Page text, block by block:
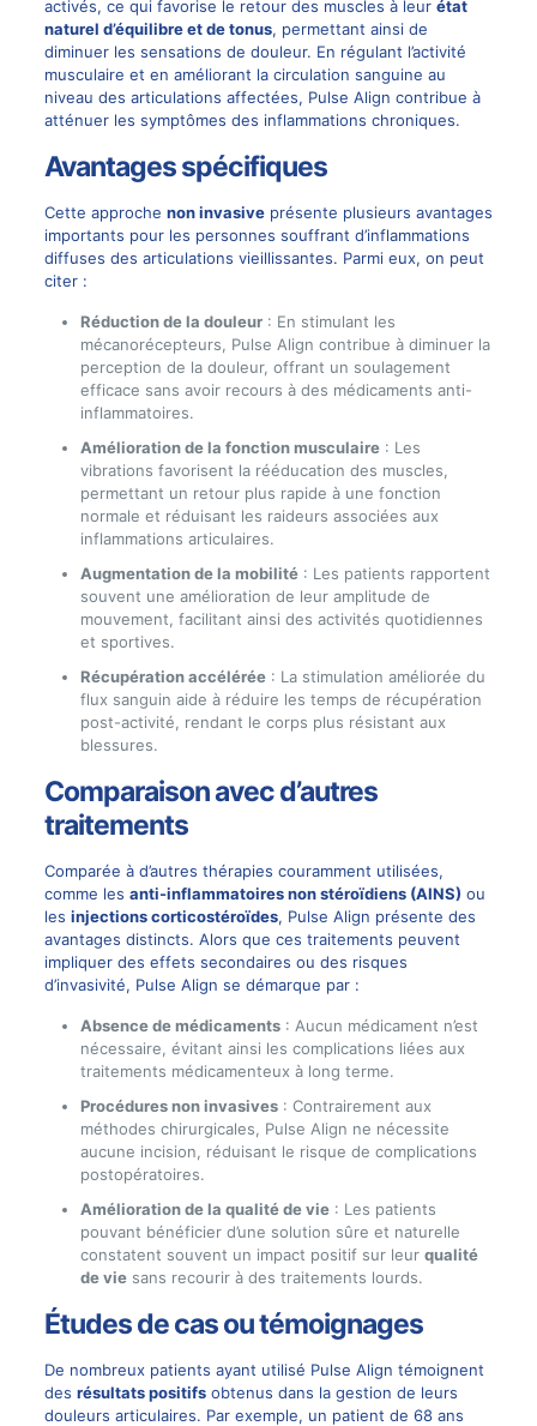
activés, ce qui favorise le retour des muscles à leur état
naturel d’équilibre et de tonus, permettant ainsi de
diminuer les sensations de douleur. En régulant l’activité
musculaire et en améliorant la circulation sanguine au
niveau des articulations affectées, Pulse Align contribue à
atténuer les symptômes des inflammations chroniques.
Avantages spécifiques
Cette approche non invasiveprésente plusieurs avantages
importants pour les personnes souffrant d’inflammations
diffuses des articulations vieillissantes. Parmi eux, on peut
citer :
Réduction de la douleur: En stimulant les
mécanorécepteurs, Pulse Align contribue à diminuer la
perception de la douleur, offrant un soulagement
efficace sans avoir recours à des médicaments anti-
inflammatoires.
Amélioration de la fonction musculaire: Les
vibrations favorisent la rééducation des muscles,
permettant un retour plus rapide à une fonction
normale et réduisant les raideurs associées aux
inflammations articulaires.
Augmentation de la mobilité: Les patients rapportent
souvent une amélioration de leur amplitude de
mouvement, facilitant ainsi des activités quotidiennes
et sportives.
Récupération accélérée: La stimulation améliorée du
flux sanguin aide à réduire les temps de récupération
post-activité, rendant le corps plus résistant aux
blessures.
Comparaison avec d’autres
traitements
Comparée à d’autres thérapies couramment utilisées,
comme les anti-inflammatoires non stéroïdiens (AINS) ou
les injections corticostéroïdes, Pulse Align présente des
avantages distincts. Alors que ces traitements peuvent
impliquer des effets secondaires ou des risques
d’invasivité, Pulse Align se démarque par :
Absence de médicaments: Aucun médicament n’est
nécessaire, évitant ainsi les complications liées aux
traitements médicamenteux à long terme.
Procédures non invasives: Contrairement aux
méthodes chirurgicales, Pulse Align ne nécessite
aucune incision, réduisant le risque de complications
postopératoires.
Amélioration de la qualité de vie: Les patients
pouvant bénéficier d’une solution sûre et naturelle
constatent souvent un impact positif sur leur qualité
de viesans recourir à des traitements lourds.
Études de cas ou témoignages
De nombreux patients ayant utilisé Pulse Align témoignent
des résultats positifsobtenus dans la gestion de leurs
douleurs articulaires. Par exemple, un patient de 68 ans